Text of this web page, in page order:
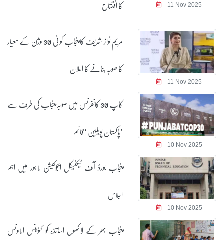
11 Nov 2025 کا افتتاح
11 Nov 2025
مریم نواز شریف کا پنجاب کو ٹی 30 وژن کے معیار
کا صوبہ بنانے کا اعلان
10 Nov 2025
کاپ 30 کانفرنس میں صوبہ پنجاب کی طرف سے
’پاکستان پویلین ‘ قائم
10 Nov 2025
پنجاب بورڈ آف ٹیکنیکل ایجوکیشن لاہور میں اہم
اجلاس
پنجاب بھر کے لاکھوں اساتذہ کو کنوینس الاونس